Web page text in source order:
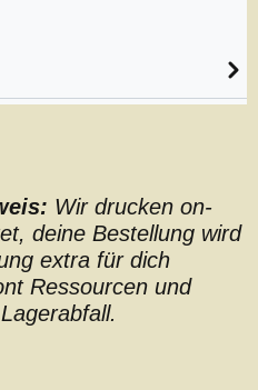
Wir drucken on-
deine Bestellung wird
extra für dich
Ressourcen und